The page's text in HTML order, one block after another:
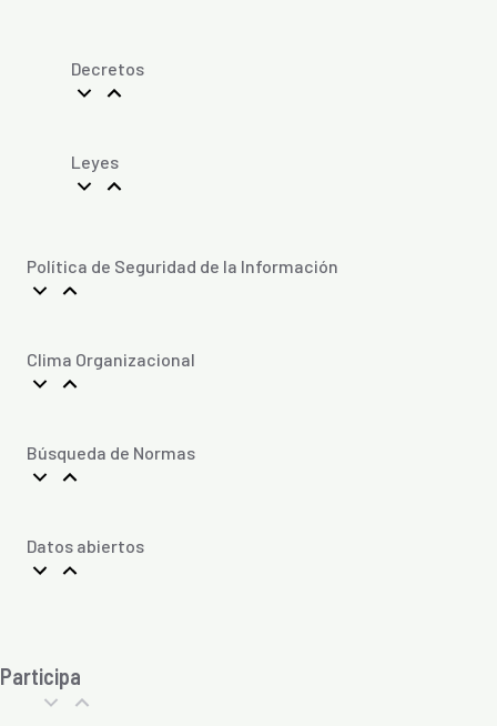
Decretos
Leyes
Política de Seguridad de la Información
Clima Organizacional
Búsqueda de Normas
Datos abiertos
Participa